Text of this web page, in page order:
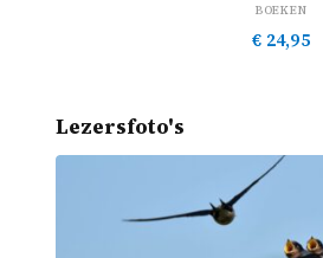
BOEKEN
€ 24,95
Lezersfoto's